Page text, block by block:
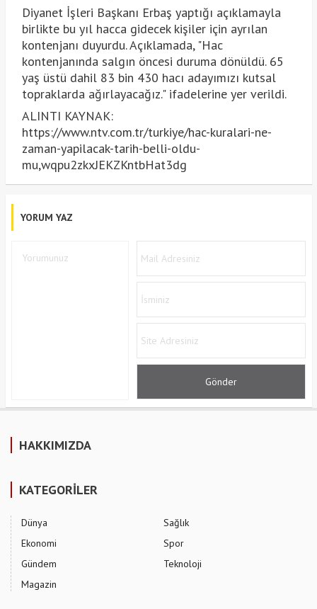
Diyanet İşleri Başkanı Erbaş yaptığı açıklamayla
birlikte bu yıl hacca gidecek kişiler için ayrılan
kontenjanı duyurdu. Açıklamada, "Hac
kontenjanında salgın öncesi duruma dönüldü. 65
yaş üstü dahil 83 bin 430 hacı adayımızı kutsal
topraklarda ağırlayacağız." ifadelerine yer verildi.
ALINTI KAYNAK:
https://www.ntv.com.tr/turkiye/hac-kuralari-ne-
zaman-yapilacak-tarih-belli-oldu-
mu,wqpu2zkxJEKZKntbHat3dg
YORUM YAZ
HAKKIMIZDA
KATEGORİLER
Dünya
Ekonomi
Gündem
Magazin
Sağlık
Spor
Teknoloji